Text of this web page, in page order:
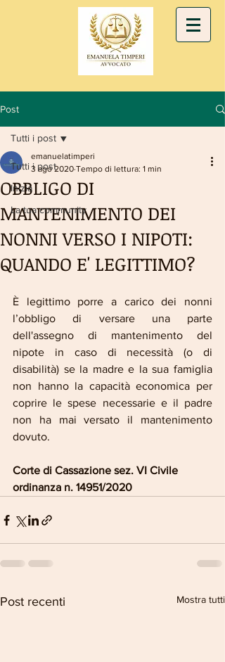
Post
Tutti i post
Inizia
La tua community
Tutti i post
OBBLIGO DI
MANTENIMENTO DEI
NONNI VERSO I NIPOTI:
QUANDO E' LEGITTIMO?
emanuelatimperi
3 ago 2020 Tempo di lettura: 1 min
È legittimo porre a carico dei nonni
l’obbligo di versare una parte
dell'assegno di mantenimento del
nipote in caso di necessità (o di
disabilità) se la madre e la sua famiglia
non hanno la capacità economica per
coprire le spese necessarie e il padre
non ha mai versato il mantenimento
dovuto.
Corte di Cassazione sez. VI Civile
ordinanza n. 14951/2020
Post recenti Mostra tutti